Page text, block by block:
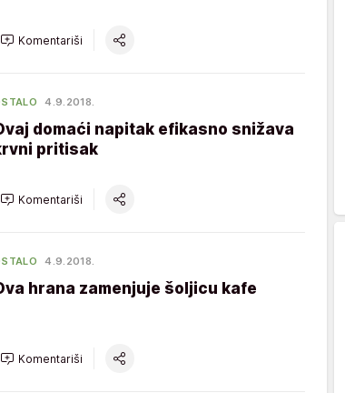
Komentariši
4.9.2018.
domaći napitak efikasno snižava
pritisak
Komentariši
4.9.2018.
hrana zamenjuje šoljicu kafe
Komentariši